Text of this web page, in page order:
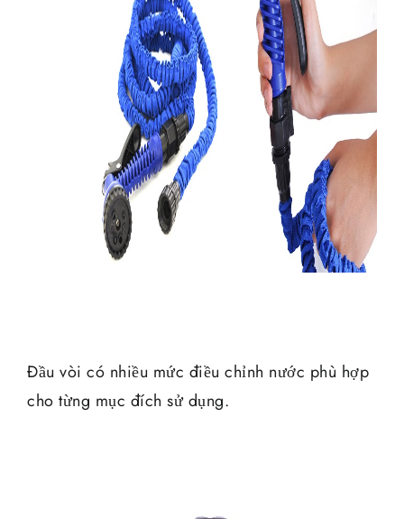
Đầu vòi có nhiều mức điều chỉnh nước phù hợp
cho từng mục đích sử dụng.